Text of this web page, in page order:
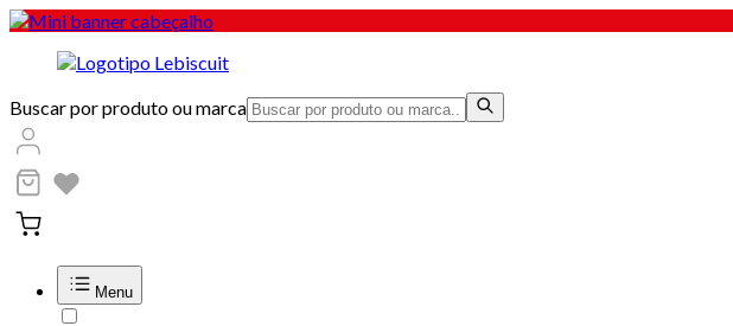
Buscar por produto ou marca
Menu